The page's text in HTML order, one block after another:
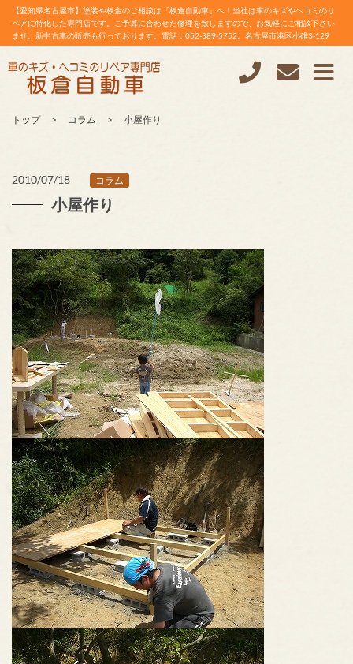
【愛知県名古屋市】塗装や板金のご相談は『板倉自動車』へ！当社は車のキズやヘコミのリ
ペアに特化した専門店です。ご予算に合わせた修理を致しますので、お気軽にご相談下さい
ませ。新中古車の販売も行っております。電話：052-389-5752。名古屋市港区小碓3-129
トップ コラム 小屋作り
2010/07/18 コラム
小屋作り